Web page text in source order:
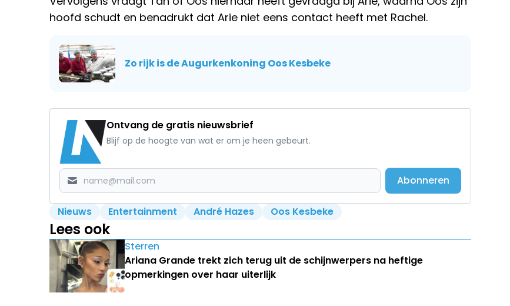
hoofd schudt en benadrukt dat Arie niet eens contact heeft met Rachel.
Zo rijk is de Augurkenkoning Oos Kesbeke
Ontvang de gratis nieuwsbrief
Blijf op de hoogte van wat er om je heen gebeurt.
Abonneren
Nieuws Entertainment André Hazes Oos Kesbeke
Lees ook
Sterren
Ariana Grande trekt zich terug uit de schijnwerpers na heftige
opmerkingen over haar uiterlijk